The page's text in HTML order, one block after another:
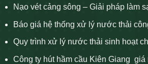
Nạo vét cảng sông – Giải pháp làm
Báo giá hệ thống xử lý nước thải
Quy trình xử lý nước thải sinh hoạt
Công ty hút hầm cầu Kiên Giang giá